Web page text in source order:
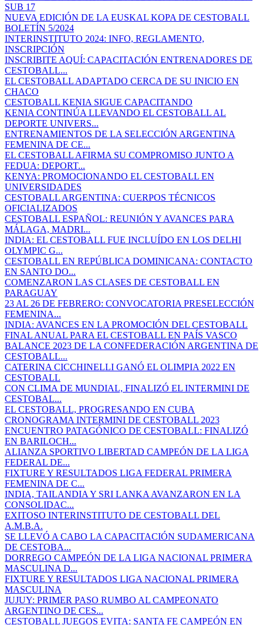
SUB 17
NUEVA EDICIÓN DE LA EUSKAL KOPA DE CESTOBALL
BOLETÍN 5/2024
INTERINSTITUTO 2024: INFO, REGLAMENTO,
INSCRIPCIÓN
INSCRIBITE AQUÍ: CAPACITACIÓN ENTRENADORES DE
CESTOBALL...
EL CESTOBALL ADAPTADO CERCA DE SU INICIO EN
CHACO
CESTOBALL KENIA SIGUE CAPACITANDO
KENIA CONTINÚA LLEVANDO EL CESTOBALL AL
DEPORTE UNIVERS...
ENTRENAMIENTOS DE LA SELECCIÓN ARGENTINA
FEMENINA DE CE...
EL CESTOBALL AFIRMA SU COMPROMISO JUNTO A
FEDUA: DEPORT...
KENYA: PROMOCIONANDO EL CESTOBALL EN
UNIVERSIDADES
CESTOBALL ARGENTINA: CUERPOS TÉCNICOS
OFICIALIZADOS
CESTOBALL ESPAÑOL: REUNIÓN Y AVANCES PARA
MÁLAGA, MADRI...
INDIA: EL CESTOBALL FUE INCLUÍDO EN LOS DELHI
OLYMPIC G...
CESTOBALL EN REPÚBLICA DOMINICANA: CONTACTO
EN SANTO DO...
COMENZARON LAS CLASES DE CESTOBALL EN
PARAGUAY
23 AL 26 DE FEBRERO: CONVOCATORIA PRESELECCIÓN
FEMENINA...
INDIA: AVANCES EN LA PROMOCIÓN DEL CESTOBALL
FINAL ANUAL PARA EL CESTOBALL EN PAÍS VASCO
BALANCE 2023 DE LA CONFEDERACIÓN ARGENTINA DE
CESTOBALL...
CATERINA CICCHINELLI GANÓ EL OLIMPIA 2022 EN
CESTOBALL
CON CLIMA DE MUNDIAL, FINALIZÓ EL INTERMINI DE
CESTOBAL...
EL CESTOBALL, PROGRESANDO EN CUBA
CRONOGRAMA INTERMINI DE CESTOBALL 2023
ENCUENTRO PATAGÓNICO DE CESTOBALL: FINALIZÓ
EN BARILOCH...
ALIANZA SPORTIVO LIBERTAD CAMPEÓN DE LA LIGA
FEDERAL DE...
FIXTURE Y RESULTADOS LIGA FEDERAL PRIMERA
FEMENINA DE C...
INDIA, TAILANDIA Y SRI LANKA AVANZARON EN LA
CONSOLIDAC...
EXITOSO INTERINSTITUTO DE CESTOBALL DEL
A.M.B.A.
SE LLEVÓ A CABO LA CAPACITACIÓN SUDAMERICANA
DE CESTOBA...
DORREGO CAMPEÓN DE LA LIGA NACIONAL PRIMERA
MASCULINA D...
FIXTURE Y RESULTADOS LIGA NACIONAL PRIMERA
MASCULINA
JUJUY: PRIMER PASO RUMBO AL CAMPEONATO
ARGENTINO DE CES...
CESTOBALL JUEGOS EVITA: SANTA FE CAMPEÓN EN